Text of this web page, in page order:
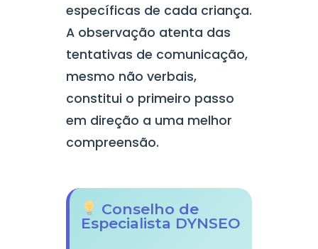
específicas de cada criança.
A observação atenta das
tentativas de comunicação,
mesmo não verbais,
constitui o primeiro passo
em direção a uma melhor
compreensão.
Conselho de
Especialista DYNSEO